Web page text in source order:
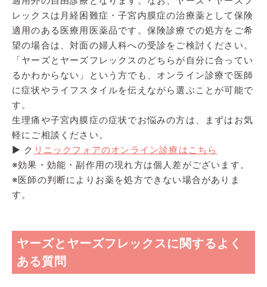
レックスは月経困難症・子宮内膜症の治療薬として保険
適用のある医療用医薬品です。保険診療での処方をご希
望の場合は、対面の婦人科への受診をご検討ください。
「ヤーズとヤーズフレックスのどちらが自分に合ってい
るかわからない」という方でも、オンライン診療で医師
に症状やライフスタイルを伝えながら選ぶことが可能で
す。
生理痛や子宮内膜症の症状でお悩みの方は、まずはお気
軽にご相談ください。
▶ ク リニックフォアのオンライン診療はこちら
※効果・効能・副作用の現れ方は個人差がございます。
※医師の判断によりお薬を処方できない場合がありま
す。
ヤーズとヤーズフレックスに関するよく
ある質問